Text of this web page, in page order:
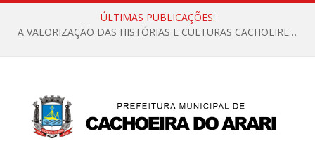
ÚLTIMAS PUBLICAÇÕES:
A VALORIZAÇÃO DAS HISTÓRIAS E CULTURAS CACHOEIRENSES